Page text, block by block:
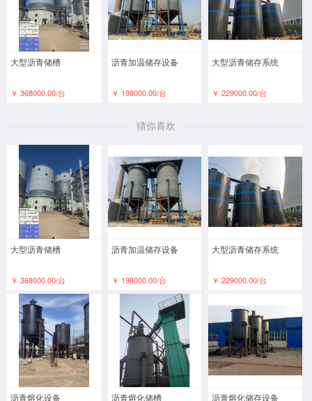
大型沥青储槽
￥ 368000.00/台
沥青加温储存设备
￥ 198000.00/台
大型沥青储存系统
￥ 229000.00/台
猜你喜欢
大型沥青储槽
￥ 368000.00/台
沥青加温储存设备
￥ 198000.00/台
大型沥青储存系统
￥ 229000.00/台
沥青熔化设备 沥青熔化储槽 沥青熔化储存设备